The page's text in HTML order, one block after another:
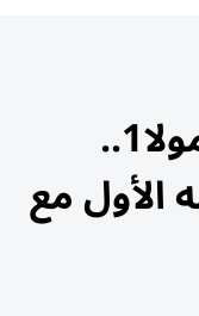
جائزة برشلونة للفورمولا1..
الأول مع